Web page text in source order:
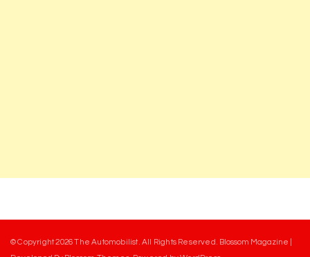
© Copyright 2026The Automobilist. All Rights Reserved. Blossom Magazine |